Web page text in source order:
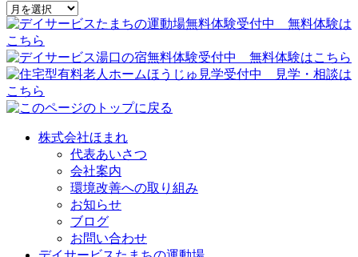
株式会社ほまれ
代表あいさつ
会社案内
環境改善への取り組み
お知らせ
ブログ
お問い合わせ